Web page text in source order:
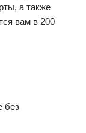
а также
вам в 200
без